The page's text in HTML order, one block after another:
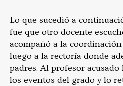
Lo que sucedió a
fue que otro docente
acompañó a la
luego a la rectoría donde
padres. Al profesor
los eventos del grado y lo